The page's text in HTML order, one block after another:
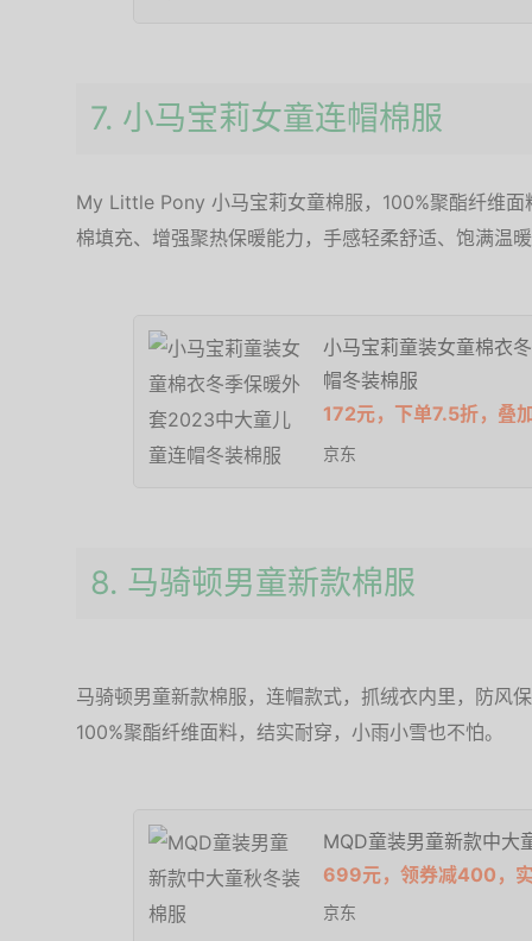
7. 小马宝莉女童连帽棉服
My Little Pony 小马宝莉女童棉服，100%聚酯纤维
棉填充、增强聚热保暖能力，手感轻柔舒适、饱满温
小马宝莉童装女童棉衣
帽冬装棉服
172元，下单7.5折，叠
京东
8. 马骑顿男童新款棉服
马骑顿男童新款棉服，连帽款式，抓绒衣内里，防风
100%聚酯纤维面料，结实耐穿，小雨小雪也不怕。
MQD童装男童新款中大
699元，领券减400，
京东